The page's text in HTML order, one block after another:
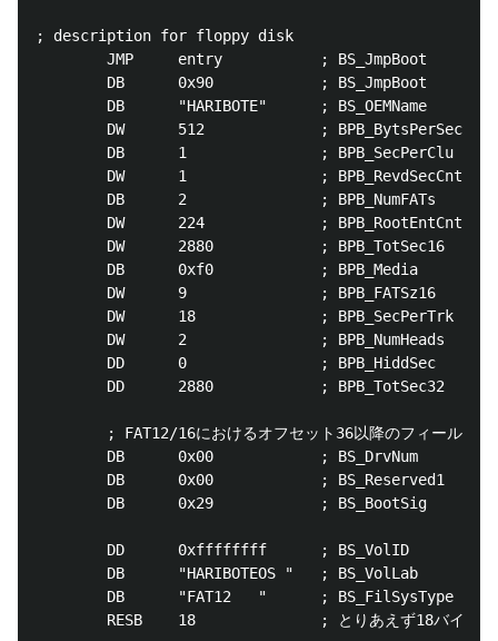
; description for floppy disk
        JMP     entry           ; BS_JmpBoot
        DB      0x90            ; BS_JmpBoot
        DB      "HARIBOTE"      ; BS_OEMName    8B
        DW      512             ; BPB_BytsPerSec
        DB      1               ; BPB_SecPerClu
DW      1               ; BPB_RevdSecCnt    :
DB      2               ; BPB_NumFATs       :
        DW      224             ; BPB_RootEntCnt
        DW      2880            ; BPB_TotSec16
        DB      0xf0            ; BPB_Media
        DW      9               ; BPB_FATSz16
        DW      18              ; BPB_SecPerTrk
        DW      2               ; BPB_NumHeads
        DD      0               ; BPB_HiddSec
        DD      2880            ; BPB_TotSec32
        ; FAT12/16におけるオフセット36以降のフィールド
        DB      0x00            ; BS_DrvNum
        DB      0x00            ; BS_Reserved1
        DB      0x29            ; BS_BootSig
        DD      0xffffffff      ; BS_VolID
        DB      "HARIBOTEOS "   ; BS_VolLab     11B
        DB      "FAT12   "      ; BS_FilSysType 8B
RESB    18              ; とりあえず18バイト開